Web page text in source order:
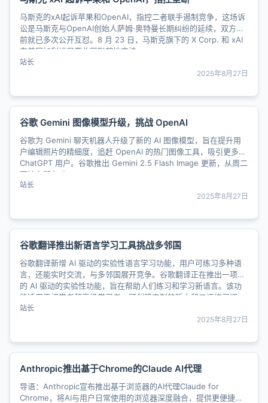
马斯克的xAI起诉苹果和OpenAI，指控二者联手遏制竞争，这场诉
讼是马斯克与OpenAI创始人萨姆·奥特曼长期纠纷的延续，双方此
前就已多次公开互怼。8 月 23 日，马斯克旗下的 X Corp. 和 xAI
向美国加利福尼亚北区联邦地方法......
站长
2025年8月27日
谷歌 Gemini 图像模型升级，挑战 OpenAI
谷歌为 Gemini 聊天机器人升级了新的 AI 图像模型，旨在提升用
户编辑照片的精细度，追赶 OpenAI 的热门图像工具，吸引更多
ChatGPT 用户。谷歌推出 Gemini 2.5 Flash Image 更新，从周二
开始向所有 G......
站长
2025年8月27日
谷歌翻译推出新语言学习工具挑战多邻国
谷歌翻译新增 AI 驱动的实验性语言学习功能，用户可练习多种语
言，还能实时交流，与多邻国展开竞争。谷歌翻译正在推出一项新
的 AI 驱动的实验性功能，旨在帮助人们练习和学习新语言。该功
能适用于初学者和高级学习者，可创建定制的听力和口语练习课
程......
站长
2025年8月27日
Anthropic推出基于Chrome的Claude AI代理
导语：Anthropic宣布推出基于浏览器的AI代理Claude for
Chrome，将AI与用户日常使用的浏览器深度融合，提供更便捷的